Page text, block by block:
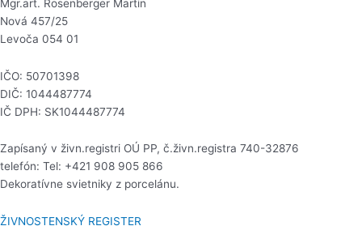
Mgr.art. Rosenberger Martin
Nová 457/25
Levoča 054 01
IČO: 50701398
DIČ: 1044487774
IČ DPH: SK1044487774
Zapísaný v živn.registri OÚ PP, č.živn.registra 740-32876
telefón: Tel: +421 908 905 866
Dekoratívne svietniky z porcelánu.
ŽIVNOSTENSKÝ REGISTER